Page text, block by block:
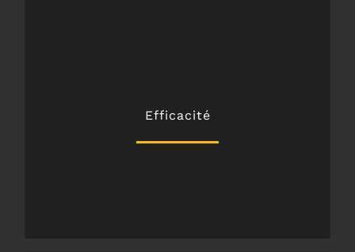
Efficacité
ABER TAXI GRIMAULT vous offre des solutions de